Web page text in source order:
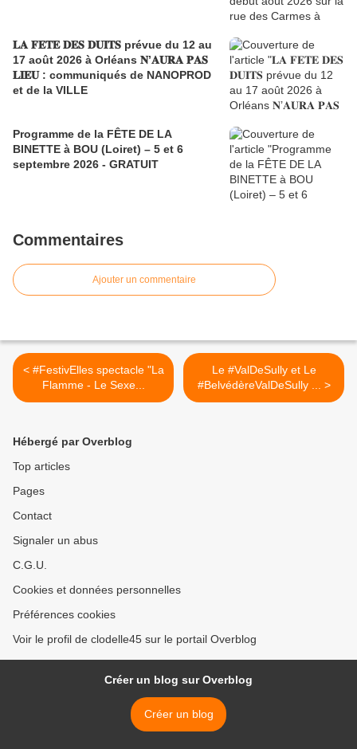
𝐋𝐀 𝐅𝐄𝐓𝐄 𝐃𝐄𝐒 𝐃𝐔𝐈𝐓𝐒 prévue du 12 au
17 août 2026 à Orléans 𝐍’𝐀𝐔𝐑𝐀 𝐏𝐀𝐒
𝐋𝐈𝐄𝐔 : communiqués de NANOPROD
et de la VILLE
Programme de la FÊTE DE LA
BINETTE à BOU (Loiret) – 5 et 6
septembre 2026 - GRATUIT
Commentaires
Ajouter un commentaire
< #FestivElles​ spectacle "La
Flamme - Le Sexe...
Le #ValDeSully et Le
#BelvédèreValDeSully ... >
Hébergé par Overblog
Top articles
Pages
Contact
Signaler un abus
C.G.U.
Cookies et données personnelles
Préférences cookies
Voir le profil de clodelle45 sur le portail Overblog
Créer un blog sur Overblog
Créer un blog